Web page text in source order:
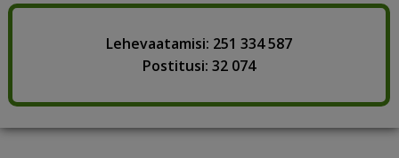
Lehevaatamisi: 251 334 587
Postitusi: 32 074